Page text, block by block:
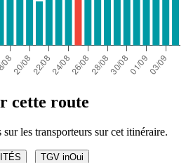
cette route
les transporteurs sur cet itinéraire.
TGV inOui